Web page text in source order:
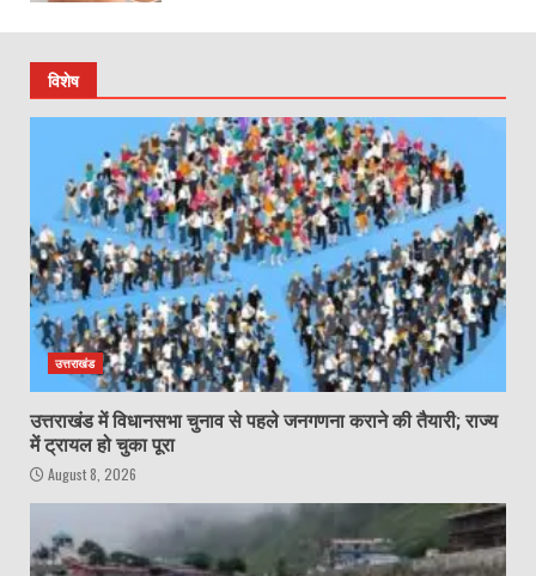
विशेष
उत्तराखंड
उत्तराखंड में विधानसभा चुनाव से पहले जनगणना कराने की तैयारी; राज्य
में ट्रायल हो चुका पूरा
August 8, 2026